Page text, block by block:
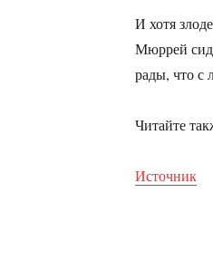
И хотя
Мюррей
рады, что с
Читайте
Источник